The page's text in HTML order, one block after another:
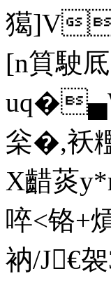
獦]V
[n筫駛
枀�,袄
X齰菼
啐<铬
衲/J€